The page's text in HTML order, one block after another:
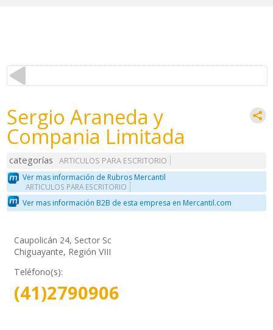
Sergio Araneda y
Compania Limitada
categorías
ARTICULOS PARA ESCRITORIO
Ver mas información de Rubros Mercantil
ARTICULOS PARA ESCRITORIO
Ver mas información B2B de esta empresa en Mercantil.com
Caupolicán 24, Sector Sc
Chiguayante, Región VIII
Teléfono(s):
(41)2790906